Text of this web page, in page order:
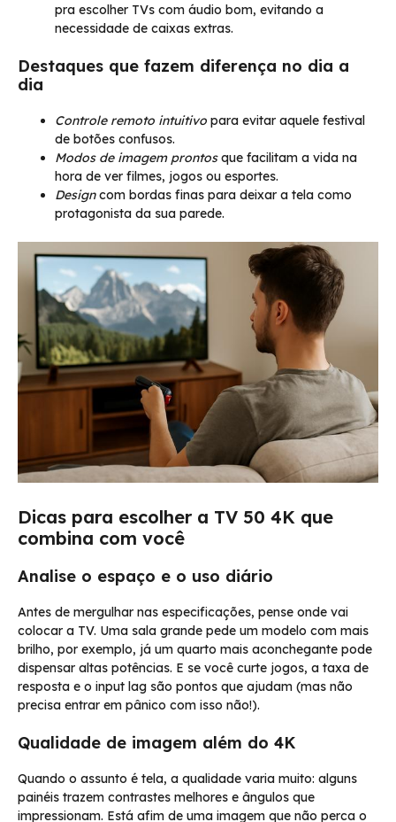
pra escolher TVs com áudio bom, evitando a
necessidade de caixas extras.
Destaques que fazem diferença no dia a
dia
Controle remoto intuitivo para evitar aquele festival
de botões confusos.
Modos de imagem prontosque facilitam a vida na
hora de ver filmes, jogos ou esportes.
Designcom bordas finas para deixar a tela como
protagonista da sua parede.
Dicas para escolher a TV 50 4K que
combina com você
Analise o espaço e o uso diário
Antes de mergulhar nas especificações, pense onde vai
colocar a TV. Uma sala grande pede um modelo com mais
brilho, por exemplo, já um quarto mais aconchegante pode
dispensar altas potências. E se você curte jogos, a taxa de
resposta e o input lag são pontos que ajudam (mas não
precisa entrar em pânico com isso não!).
Qualidade de imagem além do 4K
Quando o assunto é tela, a qualidade varia muito: alguns
painéis trazem contrastes melhores e ângulos que
impressionam. Está afim de uma imagem que não perca o